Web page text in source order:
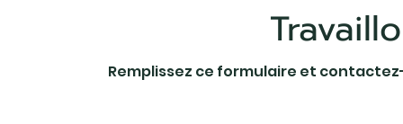
Remplissez ce formulaire et